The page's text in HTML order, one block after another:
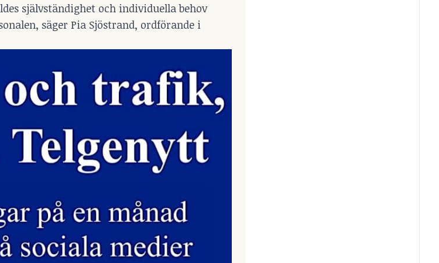
självständighet och individuella behov
säger Pia Sjöstrand, ordförande i